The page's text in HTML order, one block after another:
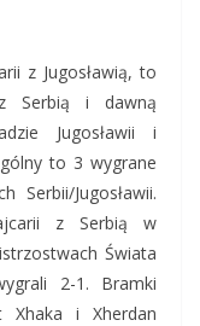
z Jugosławią, to
Serbią i dawną
Jugosławii i
to 3 wygrane
Jugosławii.
z Serbią w
Świata
2-1. Bramki
Xhaka i Xherdan